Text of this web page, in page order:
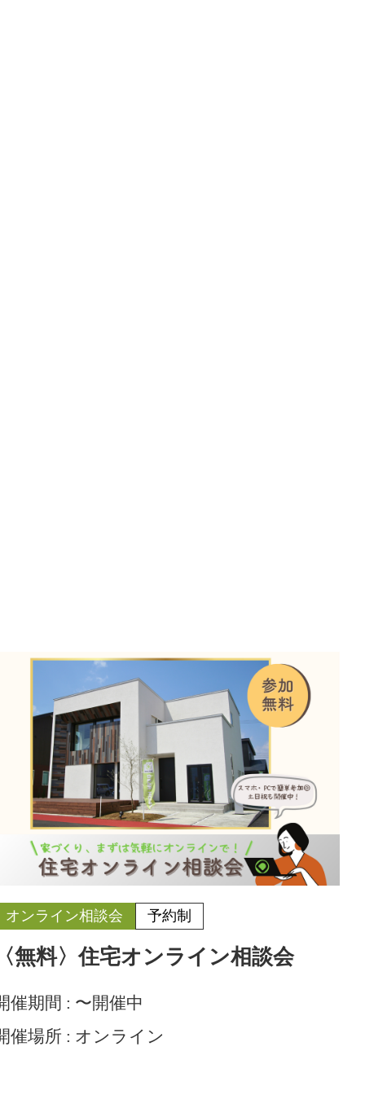
オンライン相談会 予約制
〈無料〉住宅オンライン相談会
催期間 : 〜開催中
催場所 : オンライン